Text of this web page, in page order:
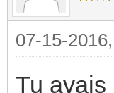
07-15-
Tu avais